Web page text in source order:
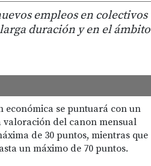
empleos en colectivos
duración y en el ámbito
se puntuará con un
valoración del canon mensual
de 30 puntos, mientras que
un máximo de 70 puntos.